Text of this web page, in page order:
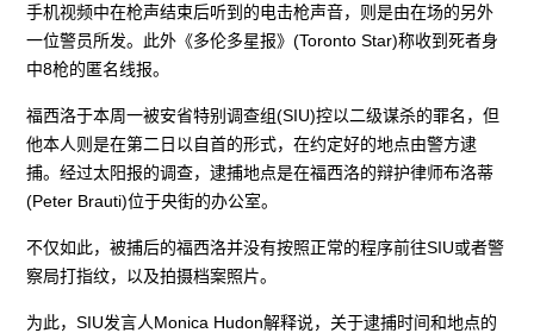
手机视频中在枪声结束后听到的电击枪声音，则是由在场的另外
一位警员所发。此外《多伦多星报》(Toronto Star)称收到死者身
中8枪的匿名线报。
福西洛于本周一被安省特别调查组(SIU)控以二级谋杀的罪名，但
他本人则是在第二日以自首的形式，在约定好的地点由警方逮
捕。经过太阳报的调查，逮捕地点是在福西洛的辩护律师布洛蒂
(Peter Brauti)位于央街的办公室。
不仅如此，被捕后的福西洛并没有按照正常的程序前往SIU或者警
察局打指纹，以及拍摄档案照片。
为此，SIU发言人Monica Hudon解释说，关于逮捕时间和地点的